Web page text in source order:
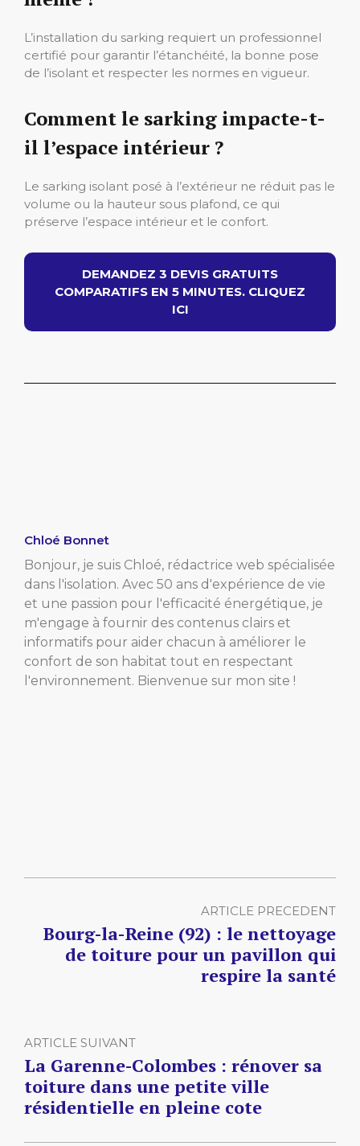
L’installation du sarking requiert un professionnel
certifié pour garantir l’étanchéité, la bonne pose
de l’isolant et respecter les normes en vigueur.
Comment le sarking impacte-t-
il l’espace intérieur ?
Le sarking isolant posé à l’extérieur ne réduit pas le
volume ou la hauteur sous plafond, ce qui
préserve l’espace intérieur et le confort.
DEMANDEZ 3 DEVIS GRATUITS
COMPARATIFS EN 5 MINUTES. CLIQUEZ
ICI
Chloé Bonnet
Bonjour, je suis Chloé, rédactrice web spécialisée
dans l'isolation. Avec 50 ans d'expérience de vie
et une passion pour l'efficacité énergétique, je
m'engage à fournir des contenus clairs et
informatifs pour aider chacun à améliorer le
confort de son habitat tout en respectant
l'environnement. Bienvenue sur mon site !
ARTICLE PRECEDENT
Bourg-la-Reine (92) : le nettoyage
de toiture pour un pavillon qui
respire la santé
ARTICLE SUIVANT
La Garenne-Colombes : rénover sa
toiture dans une petite ville
résidentielle en pleine cote